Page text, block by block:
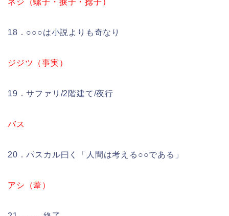
ネジ（螺子・捩子・捻子）
18．○○○は小説よりも奇なり
ジジツ（事実）
19．サファリ/2階建て/夜行
バス
20．パスカル曰く「人間は考える○○である」
アシ（葦）